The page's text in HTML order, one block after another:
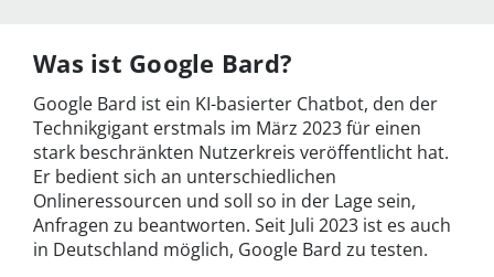
Was ist Google Bard?
Google Bard ist ein KI-basierter Chatbot, den der
Technikgigant erstmals im März 2023 für einen
stark beschränkten Nutzerkreis veröffentlicht hat.
Er bedient sich an unterschiedlichen
Onlineressourcen und soll so in der Lage sein,
Anfragen zu beantworten. Seit Juli 2023 ist es auch
in Deutschland möglich, Google Bard zu testen.